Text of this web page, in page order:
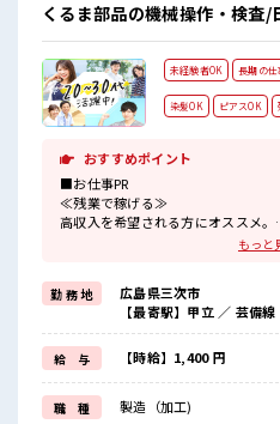
くるま部品の機械操作・検査/
未経験者OK 長期の仕
染髪OK ピアスOK
おすすめポイント
■お仕事PR
≪残業で稼げる≫
高収入を希望される方にオススメ。
残業は月20時間以上あります♪
明るすぎたり奇抜でなければ基本的
(規定有)≪ラクラク制服アリ≫
制服があるので、
毎日の服装の悩み解消♪
≪初めての仕事だけど自分にもでき
新しいことにチャレンジするのは不
しっかり働く環境が整っています！
イチからスキルUP・ステップUP目
もっと
勤 務 地
広島県三次市
【最寄駅】甲立 ／ 芸備線
給 与 【時給】1,400 円
職 種 製造（加工)